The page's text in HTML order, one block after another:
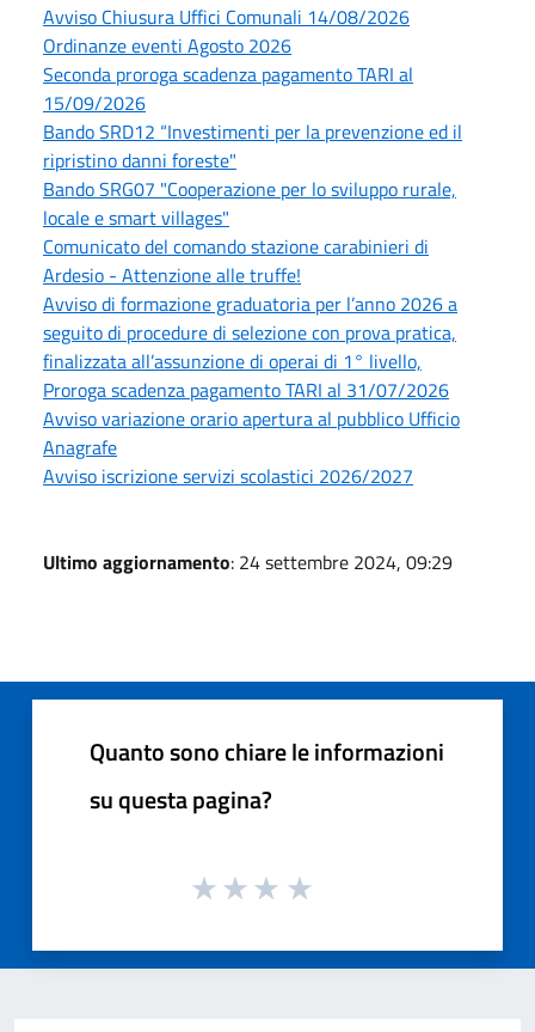
Avviso Chiusura Uffici Comunali 14/08/2026
Ordinanze eventi Agosto 2026
Seconda proroga scadenza pagamento TARI al
15/09/2026
Bando SRD12 “Investimenti per la prevenzione ed il
ripristino danni foreste"
Bando SRG07 "Cooperazione per lo sviluppo rurale,
locale e smart villages"
Comunicato del comando stazione carabinieri di
Ardesio - Attenzione alle truffe!
Avviso di formazione graduatoria per l’anno 2026 a
seguito di procedure di selezione con prova pratica,
finalizzata all’assunzione di operai di 1° livello,
Proroga scadenza pagamento TARI al 31/07/2026
Avviso variazione orario apertura al pubblico Ufficio
Anagrafe
Avviso iscrizione servizi scolastici 2026/2027
Ultimo aggiornamento: 24 settembre 2024, 09:29
Quanto sono chiare le informazioni
su questa pagina?